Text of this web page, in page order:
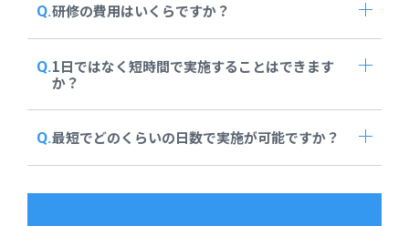
研修の費用はいくらですか？
1日ではなく短時間で実施することはできます
か？
最短でどのくらいの日数で実施が可能ですか？